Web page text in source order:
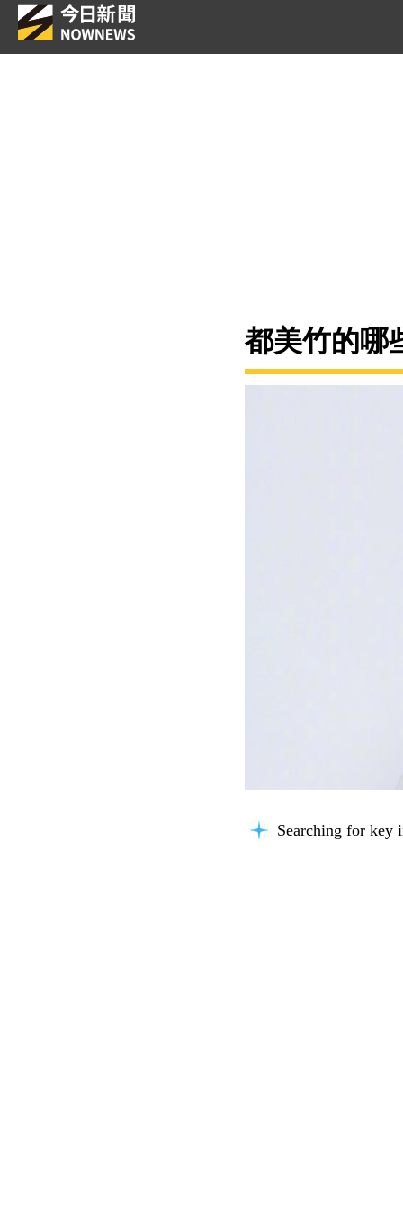
都美竹的哪
Searching for key